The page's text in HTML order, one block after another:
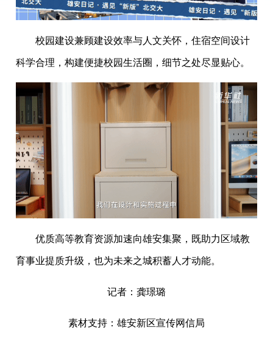
校园建设兼顾建设效率与人文关怀，住宿空间设计
科学合理，构建便捷校园生活圈，细节之处尽显贴心。
优质高等教育资源加速向雄安集聚，既助力区域教
育事业提质升级，也为未来之城积蓄人才动能。
记者：龚璟璐
素材支持：雄安新区宣传网信局